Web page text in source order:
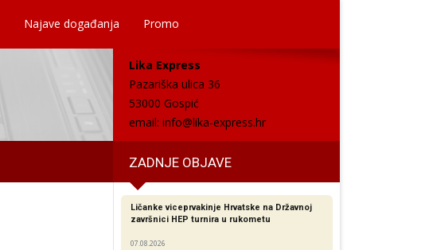
Najave događanja Promo
Lika Express
Pazariška ulica 36
53000 Gospić
email: info@lika-express.hr
ZADNJE OBJAVE
Ličanke viceprvakinje Hrvatske na Državnoj
završnici HEP turnira u rukometu
07.08.2026